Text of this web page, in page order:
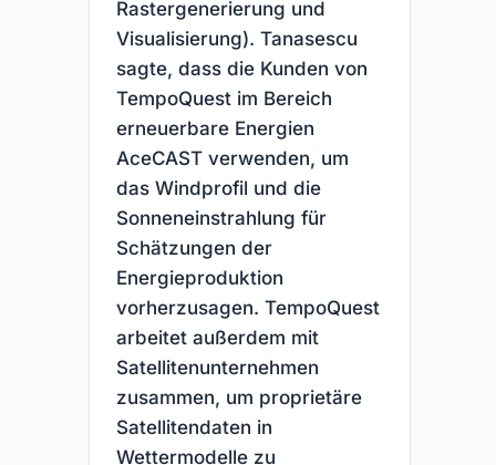
Rastergenerierung und
Visualisierung). Tanasescu
sagte, dass die Kunden von
TempoQuest im Bereich
erneuerbare Energien
AceCAST verwenden, um
das Windprofil und die
Sonneneinstrahlung für
Schätzungen der
Energieproduktion
vorherzusagen. TempoQuest
arbeitet außerdem mit
Satellitenunternehmen
zusammen, um proprietäre
Satellitendaten in
Wettermodelle zu